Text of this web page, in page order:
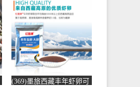
豚宠物用品专营店仅售
35.9元)
(369)墨旅西藏丰年虾卵可